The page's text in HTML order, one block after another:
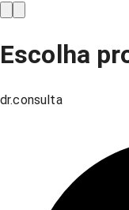
Escolha
dr.consulta